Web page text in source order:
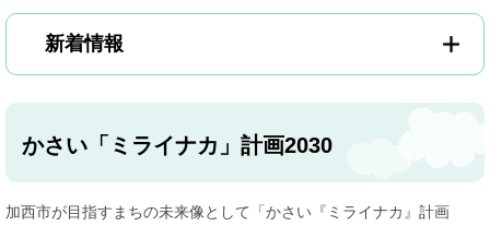
新着情報
かさい「ミライナカ」計画2030
加西市が目指すまちの未来像として「かさい『ミライナカ』計画